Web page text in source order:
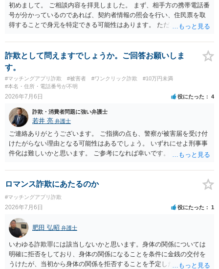
初めまして。 ご相談内容を拝見しました。 まず、相手方の携帯電話番
号が分かっているのであれば、契約者情報の照会を行い、住民票を取
得することで身元を特定できる可能性はあります。 ただ、他人名義の
ろです。 LINEについても、詐欺の事案であれば照会できる可能性はあ
りますが、携帯電話の番号を経由する方法より難しくなります。 身元
を特定した後は、返金の理屈があるかどうかを確認していきます。 基
本的に贈与に該当する場合には返金請求ができません。 詐欺を含め、
当方に返金の理屈があるかどうかを確認していきます。 さらに、渡し
た金額について、裏付けがあるかどうかも精査します。 上記を経て、
からスタートすることになるでしょう。 ご理解のとおり、詐欺である
ことの立証は簡単ではありません。 刑事事件化が出来るのであれば、
返金交渉で有利になる可能性がありますが、民事上の詐欺の立証以上
に難しいところがあります。 こちらについては、一度、最寄りの警察
署に被害相談をするようにしてください。 具体的な見通しに関して
良いかと思います。
詐欺として問えますでしょうか。ご回答お願いしま
す。
#マッチングアプリ詐欺 #被害者 #ワンクリック詐欺
#10万円未満
#本名・住所・電話番号が不明
2026年7月6日 役にたった 4
詐欺・消費者問題に強い弁護士
若井 亮 弁護士
ご連絡ありがとうございます。 ご指摘の点も、警察が被害届を受け付
けたがらない理由となる可能性はあるでしょう。 いずれにせよ刑事事
件化は難しいかと思います。 ご参考になれば幸いです。
ロマンス詐欺にあたるのか
#マッチングアプリ詐欺
2026年7月6日 役にたった 1
肥田 弘昭 弁護士
いわゆる詐欺罪には該当しないかと思います。身体の関係については
明確に拒否をしており、身体の関係になることを条件に金銭の交付を
うけたが、当初から身体の関係を拒否することを予定した等相手を錯